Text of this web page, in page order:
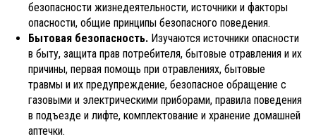
безопасности жизнедеятельности, источники и факторы
опасности, общие принципы безопасного поведения.
Бытовая безопасность. Изучаются источники опасности
в быту, защита прав потребителя, бытовые отравления и их
причины, первая помощь при отравлениях, бытовые
травмы и их предупреждение, безопасное обращение с
газовыми и электрическими приборами, правила поведения
в подъезде и лифте, комплектование и хранение домашней
аптечки.